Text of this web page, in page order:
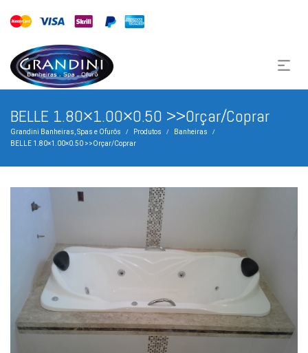
BELLE 1.80×1.00×0.50 >>Orçar/Coprar
Grandini Banheiras, Spas e Ofurôs / Produtos / Banheiras /
BELLE 1.80×1.00×0.50 >>Orçar/Coprar